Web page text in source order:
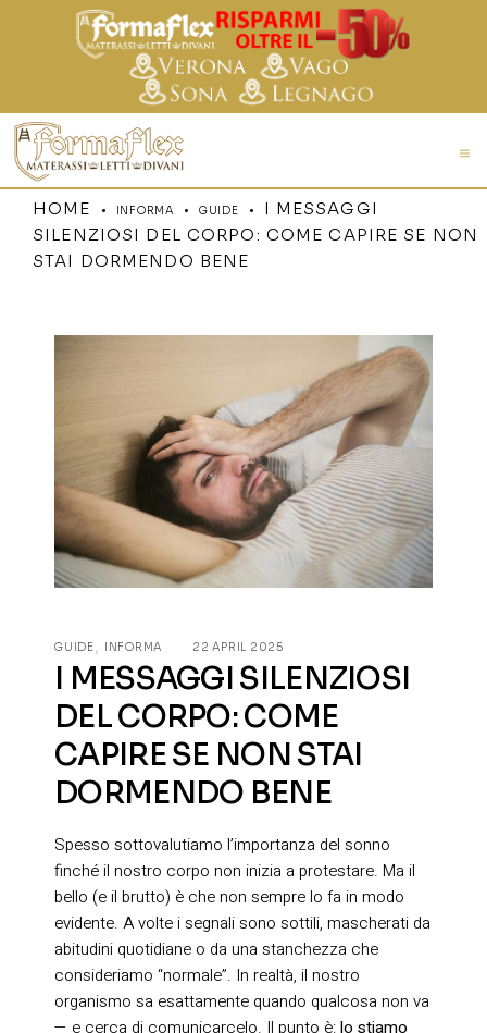
HOME INFORMA GUIDE
I MESSAGGI
SILENZIOSI DEL CORPO: COME CAPIRE SE NON
STAI DORMENDO BENE
GUIDE INFORMA 22 APRIL 2025
I MESSAGGI SILENZIOSI
DEL CORPO: COME
CAPIRE SE NON STAI
DORMENDO BENE
Spesso sottovalutiamo l’importanza del sonno
finché il nostro corpo non inizia a protestare. Ma il
bello (e il brutto) è che non sempre lo fa in modo
evidente. A volte i segnali sono sottili, mascherati da
abitudini quotidiane o da una stanchezza che
consideriamo “normale”. In realtà, il nostro
organismo sa esattamente quando qualcosa non va
— e cerca di comunicarcelo. Il punto è:lo stiamo